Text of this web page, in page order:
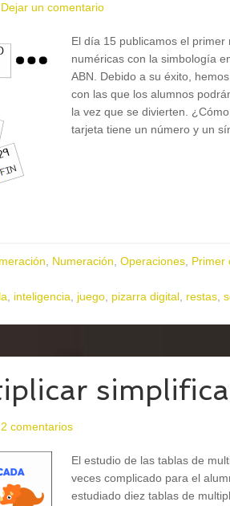
Dejar un comentario
El día 15 publicamos el primer
numéricas con la simbología
ABN. Debido a su éxito,
con las que los alumnos
la vez que se divierten.
tarjeta tiene un número y un
Numeración Operaciones Primer
inteligencia juego pizarra digital restas
2 comentarios
El estudio de las tablas de
veces complicado para el
estudiado diez tablas de